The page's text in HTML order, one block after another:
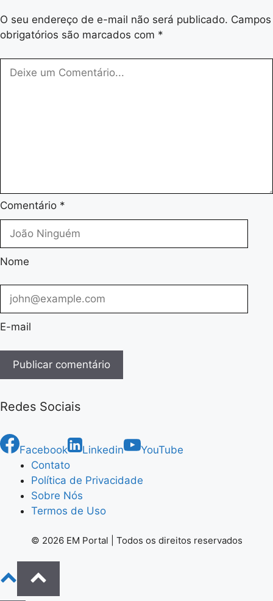
O seu endereço de e-mail não será publicado. Campos
obrigatórios são marcados com *
Comentário *
Nome
E-mail
Redes Sociais
Facebook Linkedin
YouTube
Contato
Política de Privacidade
Sobre Nós
Termos de Uso
© 2026 EM Portal | Todos os direitos reservados